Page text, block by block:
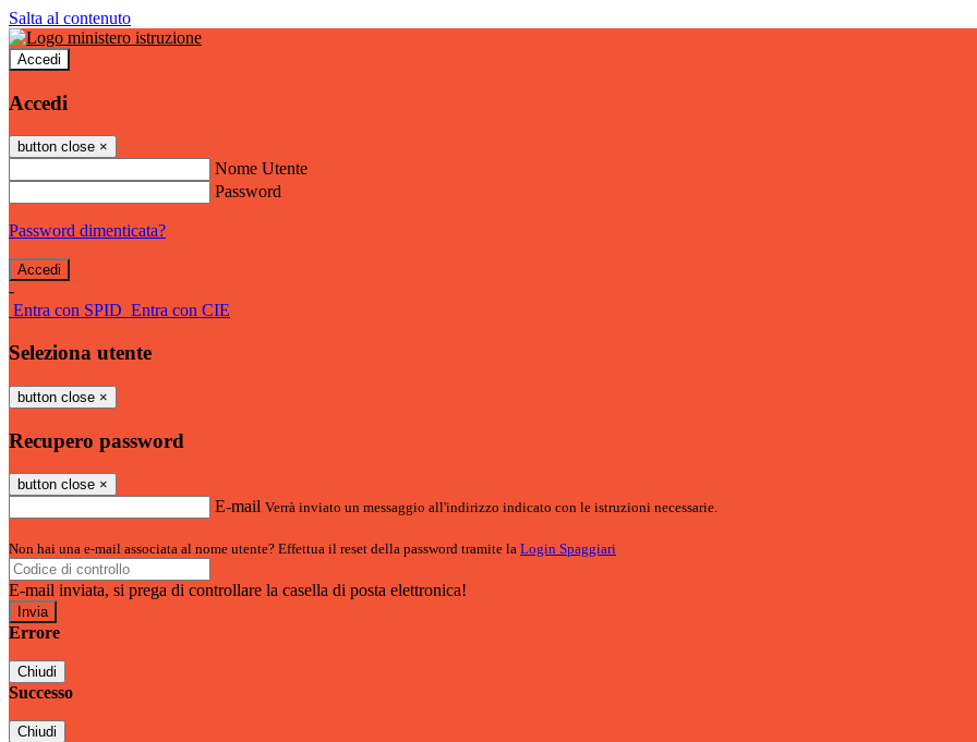
Salta al contenuto
Accedi
Accedi
button close ×
Nome Utente
Password
Password dimenticata?
-
Entra con SPID Entra con CIE
Seleziona utente
button close ×
Recupero password
button close ×
E-mail Verrà inviato un messaggio all'indirizzo indicato con le istruzioni necessarie.
Non hai una e-mail associata al nome utente? Effettua il reset della password tramite la Login Spaggiari
E-mail inviata, si prega di controllare la casella di posta elettronica!
Errore
Chiudi
Successo
Chiudi